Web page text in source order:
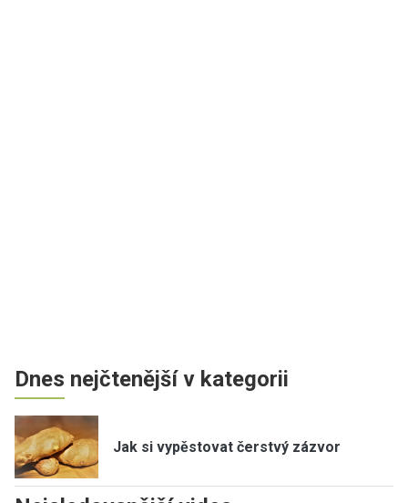
Dnes nejčtenější v kategorii
Jak si vypěstovat čerstvý zázvor